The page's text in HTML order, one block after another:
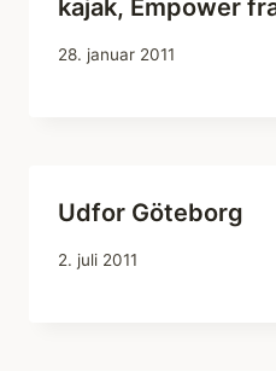
kajak, Empower
28. januar 2011
Udfor Göteborg
2. juli 2011